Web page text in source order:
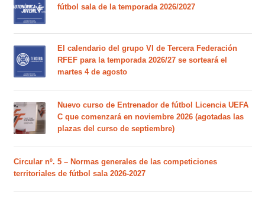
fútbol sala de la temporada 2026/2027
El calendario del grupo VI de Tercera Federación
RFEF para la temporada 2026/27 se sorteará el
martes 4 de agosto
Nuevo curso de Entrenador de fútbol Licencia UEFA
C que comenzará en noviembre 2026 (agotadas las
plazas del curso de septiembre)
Circular nº. 5 – Normas generales de las competiciones
territoriales de fútbol sala 2026-2027